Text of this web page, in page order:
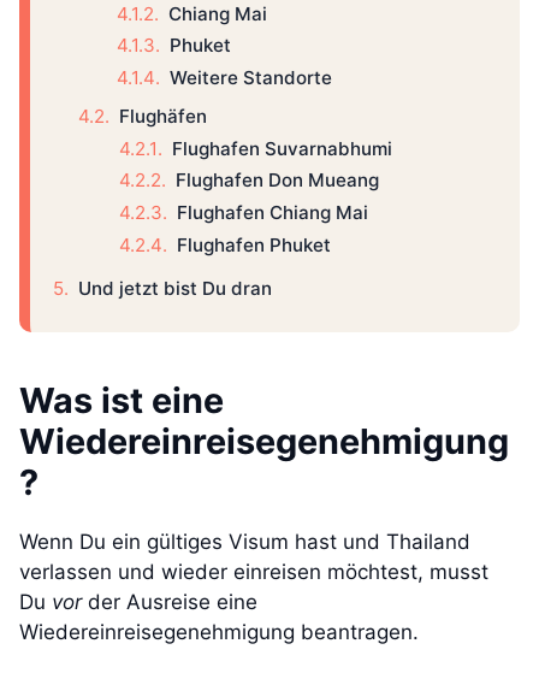
Chiang Mai
Phuket
Weitere Standorte
Flughäfen
Flughafen Suvarnabhumi
Flughafen Don Mueang
Flughafen Chiang Mai
Flughafen Phuket
Und jetzt bist Du dran
Was ist eine
Wiedereinreisegenehmigung
?
Wenn Du ein gültiges Visum hast und Thailand
verlassen und wieder einreisen möchtest, musst
Du vorder Ausreise eine
Wiedereinreisegenehmigung beantragen.